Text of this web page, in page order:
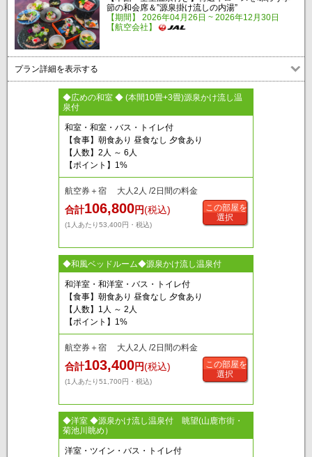
節の和会席＆”源泉掛け流しの内湯”
【期間】 2026年04月26日 ~ 2026年12月30日
【航空会社】
プラン詳細を表示する
◆広めの和室 ◆ (本間10畳+3畳)源泉かけ流し温
泉付
和室・和室・バス・トイレ付
【食事】朝食あり 昼食なし 夕食あり
【人数】2人 ～ 6人
【ポイント】1%
航空券＋宿 大人2人 /2日間の料金
合計106,800円(税込)
(1人あたり53,400円・税込)
この部屋を
選択
◆和風ベッドルーム◆源泉かけ流し温泉付
和洋室・和洋室・バス・トイレ付
【食事】朝食あり 昼食なし 夕食あり
【人数】1人 ～ 2人
【ポイント】1%
航空券＋宿 大人2人 /2日間の料金
合計103,400円(税込)
(1人あたり51,700円・税込)
この部屋を
選択
◆洋室 ◆源泉かけ流し温泉付 眺望(山鹿市街・
菊池川眺め）
洋室・ツイン・バス・トイレ付